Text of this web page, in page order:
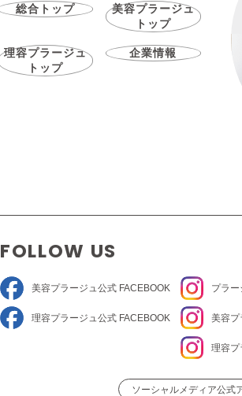
総合トップ
美容プラージュ
トップ
理容プラージュ
トップ
企業情報
FOLLOW US
美容プラージュ 公式 FACEBOOK
理容プラージュ 公式 FACEBOOK
プラ
美容プ
理容プ
ソーシャルメディア公式